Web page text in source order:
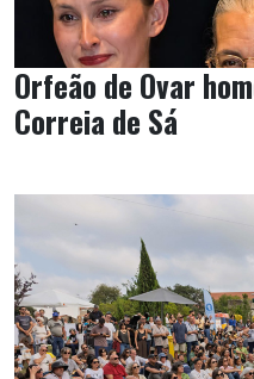
Orfeão de Ovar
Correia de Sá